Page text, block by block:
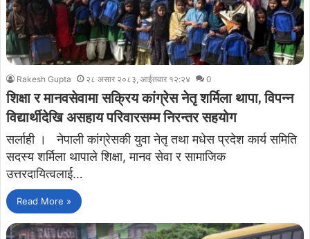
Rakesh Gupta २८ असार २०८३, आईतवार १२:२४ 0
शिक्षा र मानवसेवामा सक्रिय कांग्रेस नेतृ शर्मिला थापा, विपन्न
विद्यार्थीदेखि असहाय परिवारसम्म निरन्तर सहयोग
सर्लाही । नेपाली कांग्रेसकी युवा नेतृ तथा मधेस प्रदेश कार्य समिति
सदस्य शर्मिला थापाले शिक्षा, मानव सेवा र सामाजिक
उत्तरदायित्वलाई…
Read More »